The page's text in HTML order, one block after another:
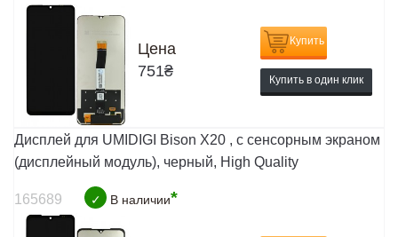
Цена
751₴
Купить
Купить в один клик
Дисплей для UMIDIGI Bison X20 , с сенсорным экраном
(дисплейный модуль), черный, High Quality
165689 ✓ В наличии*